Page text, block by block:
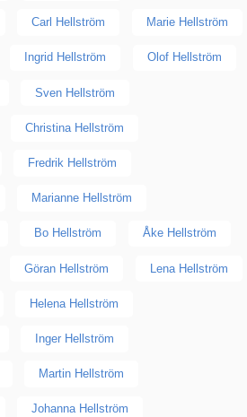
Carl Hellström Marie Hellström
Ingrid Hellström Olof Hellström
Sven Hellström
Christina Hellström
Fredrik Hellström
Marianne Hellström
Bo Hellström Åke Hellström
Göran Hellström Lena Hellström
Helena Hellström
Inger Hellström
Martin Hellström
Johanna Hellström